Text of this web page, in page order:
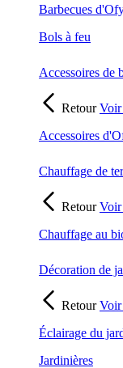
Barbecues
Bols à feu
Accessoires de
RetourVoir
Accessoires
Chauffage de
RetourVoir
Chauffage au
Décoration de
RetourVoir
Éclairage du
Jardinières